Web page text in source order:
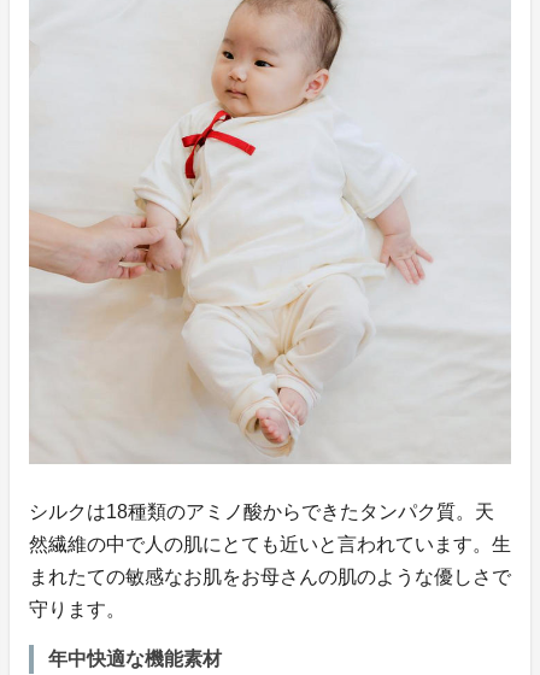
シルクは18種類のアミノ酸からできたタンパク質。天
然繊維の中で人の肌にとても近いと言われています。生
まれたての敏感なお肌をお母さんの肌のような優しさで
守ります。
年中快適な機能素材